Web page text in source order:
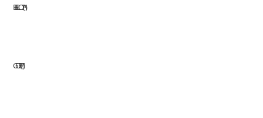
BELLOTA1
GOELZ1